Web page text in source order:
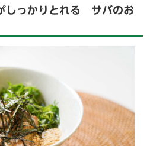
しっかりとれる サバのお